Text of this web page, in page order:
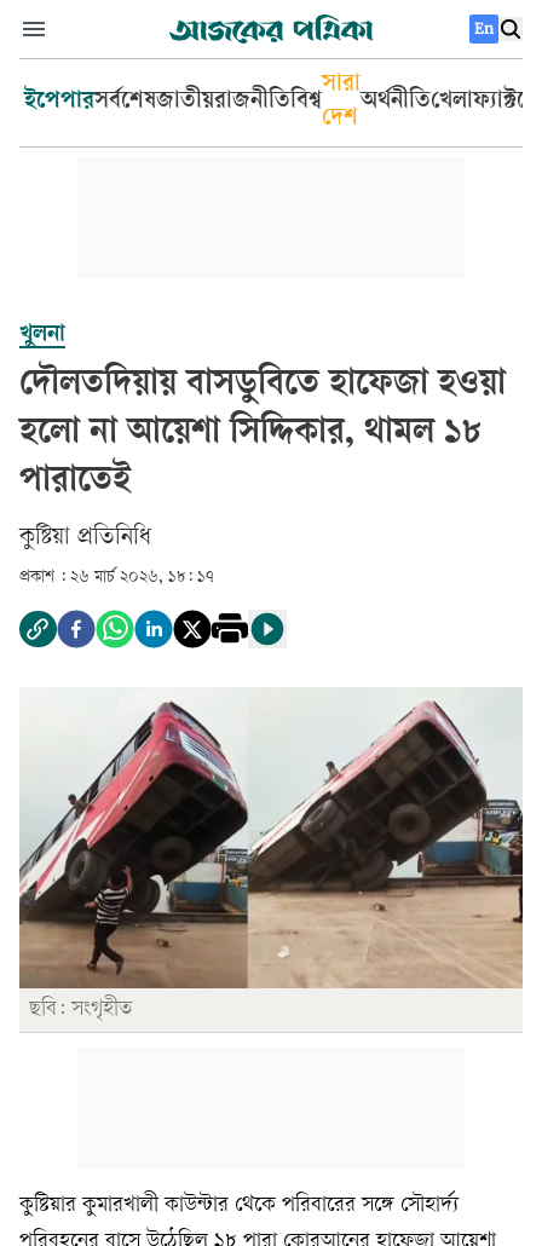
En
ইপেপারসর্বশেষজাতীয়রাজনীতিবিশ্ব
সারা
দেশ
অর্থনীতিখেলা
খুলনা
দৌলতদিয়ায় বাসডুবিতে হাফেজা হওয়া
হলো না আয়েশা সিদ্দিকার, থামল ১৮
পারাতেই
কুষ্টিয়া প্রতিনিধি
প্রকাশ : ২৬ মার্চ ২০২৬, ১৮: ১৭
ছবি: সংগৃহীত
কুষ্টিয়ার কুমারখালী কাউন্টার থেকে পরিবারের সঙ্গে সৌহার্দ্য